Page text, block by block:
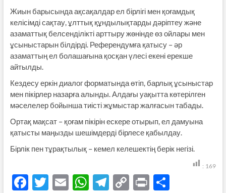
Жиын барысында ақсақалдар ел бірлігі мен қоғамдық
келісімді сақтау, ұлттық құндылықтарды дәріптеу және
азаматтық белсенділікті арттыру жөнінде өз ойлары мен
ұсыныстарын білдірді. Референдумға қатысу – әр
азаматтың ел болашағына қосқан үлесі екені ерекше
айтылды.
Кездесу еркін диалог форматында өтіп, барлық ұсыныстар
мен пікірлер назарға алынды. Алдағы уақытта көтерілген
мәселелер бойынша тиісті жұмыстар жалғасын табады.
Ортақ мақсат – қоғам пікірін ескере отырып, ел дамуына
қатысты маңызды шешімдерді бірлесе қабылдау.
Бірлік пен тұрақтылық – кемел келешектің берік негізі.
: 169
F T E WT C P S